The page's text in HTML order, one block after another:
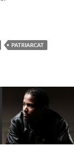
: pleurer de
PATRIARCAT